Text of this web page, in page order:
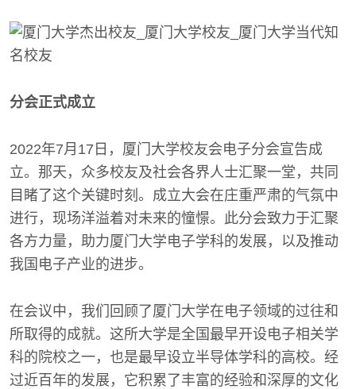
分会正式成立
2022年7月17日，厦门大学校友会电子分会宣告成
立。那天，众多校友及社会各界人士汇聚一堂，共同
目睹了这个关键时刻。成立大会在庄重严肃的气氛中
进行，现场洋溢着对未来的憧憬。此分会致力于汇聚
各方力量，助力厦门大学电子学科的发展，以及推动
我国电子产业的进步。
在会议中，我们回顾了厦门大学在电子领域的过往和
所取得的成就。这所大学是全国最早开设电子相关学
科的院校之一，也是最早设立半导体学科的高校。经
过近百年的发展，它积累了丰富的经验和深厚的文化